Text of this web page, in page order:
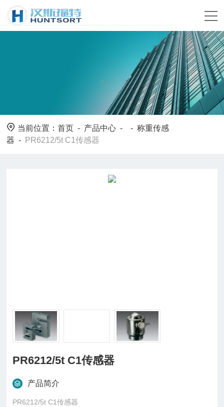
当前位置：首页 - 产品中心 - -称重传感
器 - PR6212/5t C1传感器
PR6212/5t C1传感器
产品简介
PR6212/5t C1传感器